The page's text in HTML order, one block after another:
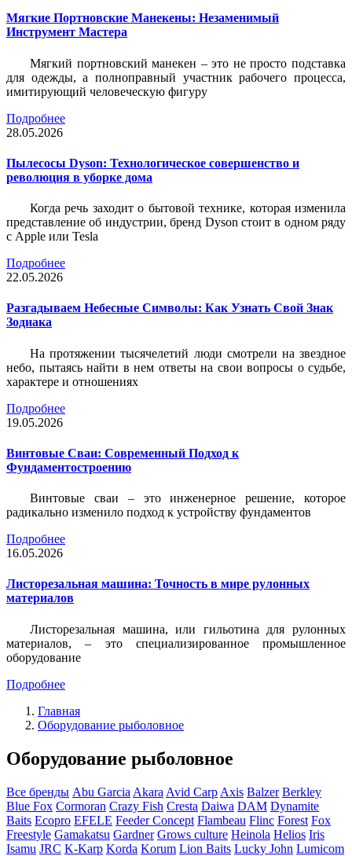
Мягкие Портновские Манекены: Незаменимый
Инструмент Мастера
Мягкий портновский манекен – это не просто подставка
для одежды, а полноправный участник рабочего процесса,
имитирующий человеческую фигуру
Подробнее
28.05.2026
Пылесосы Dyson: Технологическое совершенство и
революция в уборке дома
Когда речь заходит о бытовой технике, которая изменила
представление об индустрии, бренд Dyson стоит в одном ряду
с Apple или Tesla
Подробнее
22.05.2026
Разгадываем Небесные Символы: Как Узнать Свой Знак
Зодиака
На протяжении тысячелетий люди смотрели на звездное
небо, пытаясь найти в нем ответы на свои вопросы о судьбе,
характере и отношениях
Подробнее
19.05.2026
Винтовые Сваи: Современный Подход к
Фундаментостроению
Винтовые сваи – это инженерное решение, которое
радикально изменило подход к устройству фундаментов
Подробнее
16.05.2026
Листорезальная машина: Точность в мире рулонных
материалов
Листорезальная машина, или гильотина для рулонных
материалов, – это специализированное промышленное
оборудование
Подробнее
Главная
Оборудование рыболовное
Оборудование рыболовное
Все бренды Abu Garcia Akara Avid Carp Axis Balzer Berkley
Blue Fox Cormoran Crazy Fish Cresta Daiwa DAM Dynamite
Baits Ecopro EFELE Feeder Concept Flambeau Flinc Forest Fox
Freestyle Gamakatsu Gardner Grows culture Heinola Helios Iris
Isamu JRC K-Karp Korda Korum Lion Baits Lucky John Lumicom